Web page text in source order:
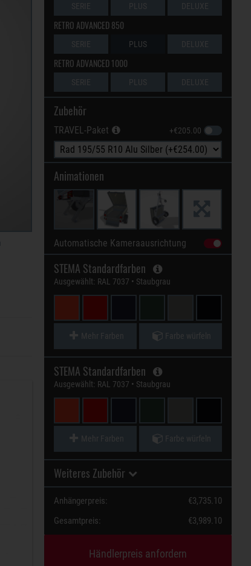
SERIE PLUS DELUXE
RETRO ADVANCED 850
SERIE PLUS DELUXE
RETRO ADVANCED 1000
SERIE PLUS DELUXE
Zubehör
TRAVEL-Paket +€205.00
Animationen
Deckel Aufstellen
Automatische Kameraausrichtung
STEMA Standardfarben
Ausgewählt: RAL 7037 • Staubgrau
Mehr Farben Farbe würfeln
STEMA Standardfarben
Ausgewählt: RAL 7037 • Staubgrau
Mehr Farben Farbe würfeln
Weiteres Zubehör
Anhängerpreis:
€3,735.10
Gesamtpreis:
€3,989.10
Händlerpreis anfordern